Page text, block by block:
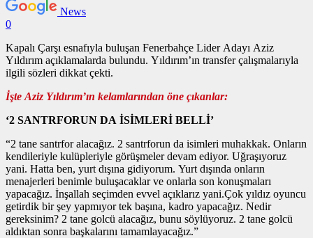
News
0
Kapalı Çarşı esnafıyla buluşan Fenerbahçe Lider Adayı Aziz
Yıldırım açıklamalarda bulundu. Yıldırım’ın transfer çalışmalarıyla
ilgili sözleri dikkat çekti.
İşte Aziz Yıldırım’ın kelamlarından öne çıkanlar:
‘2 SANTRFORUN DA İSİMLERİ BELLİ’
“2 tane santrfor alacağız. 2 santrforun da isimleri muhakkak. Onların
kendileriyle kulüpleriyle görüşmeler devam ediyor. Uğraşıyoruz
yani. Hatta ben, yurt dışına gidiyorum. Yurt dışında onların
menajerleri benimle buluşacaklar ve onlarla son konuşmaları
yapacağız. İnşallah seçimden evvel açıklarız yani.Çok yıldız oyuncu
getirdik bir şey yapmıyor tek başına, kadro yapacağız. Nedir
gereksinim? 2 tane golcü alacağız, bunu söylüyoruz. 2 tane golcü
aldıktan sonra başkalarını tamamlayacağız.”